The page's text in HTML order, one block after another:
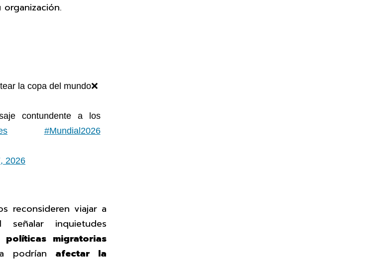
la copa del mundo❌
contundente a los
#Mundial2026
2026
reconsideren viajar a
inquietudes
políticas migratorias
podrían afectar la